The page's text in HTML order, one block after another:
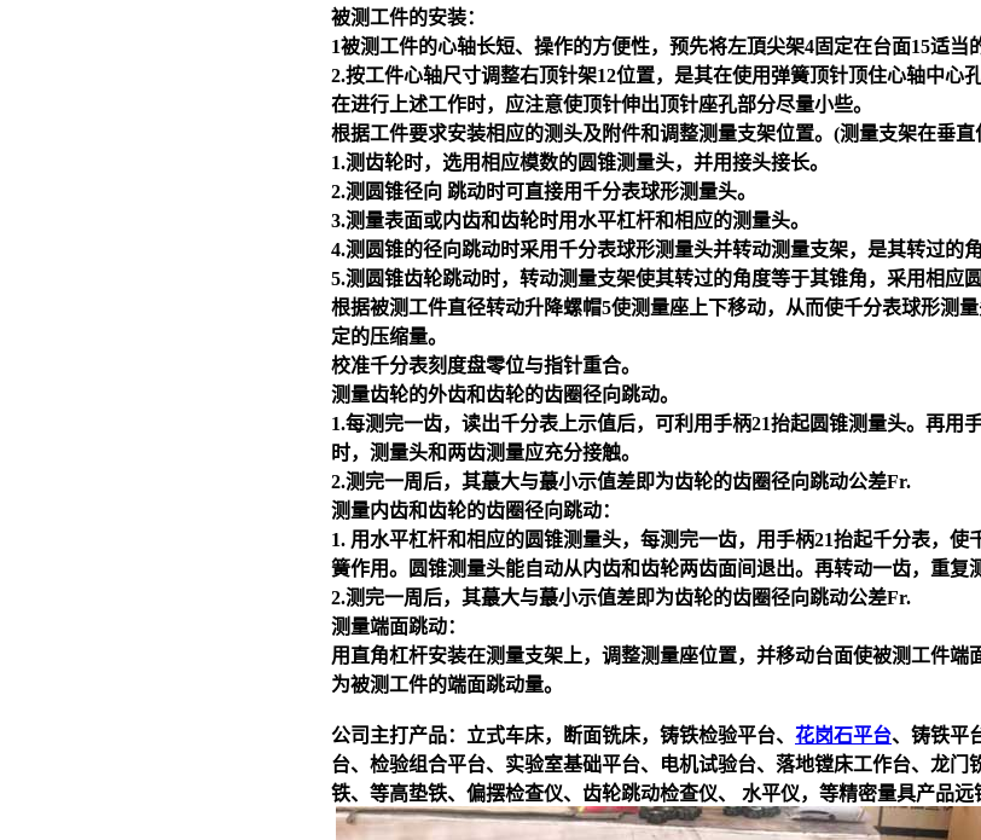
被测工件的安装：
1被测工件的心轴长短、操作的方便性，预先将左頂尖架4固定在台面15适当
2.按工件心轴尺寸调整右顶针架12位置，是其在使用弹簧顶针顶住心轴中心
在进行上述工作时，应注意使顶针伸出顶针座孔部分尽量小些。
根据工件要求安装相应的测头及附件和调整测量支架位置。(测量支架在垂直
1.测齿轮时，选用相应模数的圆锥测量头，并用接头接长。
2.测圆锥径向 跳动时可直接用千分表球形测量头。
3.测量表面或内齿和齿轮时用水平杠杆和相应的测量头。
4.测圆锥的径向跳动时采用千分表球形测量头并转动测量支架，是其转过的
5.测圆锥齿轮跳动时，转动测量支架使其转过的角度等于其锥角，采用相应圆
根据被测工件直径转动升降螺帽5使测量座上下移动，从而使千分表球形测
定的压缩量。
校准千分表刻度盘零位与指针重合。
测量齿轮的外齿和齿轮的齿圈径向跳动。
1.每测完一齿，读出千分表上示值后，可利用手柄21抬起圆锥测量头。再
时，测量头和两齿测量应充分接触。
2.测完一周后，其蕞大与蕞小示值差即为齿轮的齿圈径向跳动公差Fr.
测量内齿和齿轮的齿圈径向跳动：
1. 用水平杠杆和相应的圆锥测量头，每测完一齿，用手柄21抬起千分表，
簧作用。圆锥测量头能自动从内齿和齿轮两齿面间退出。再转动一齿，重复
2.测完一周后，其蕞大与蕞小示值差即为齿轮的齿圈径向跳动公差Fr.
测量端面跳动：
用直角杠杆安装在测量支架上，调整测量座位置，并移动台面使被测工件
为被测工件的端面跳动量。
公司主打产品：立式车床，断面铣床，铸铁检验平台、 花岗石平台、铸铁平
台、检验组合平台、实验室基础平台、电机试验台、落地镗床工作台、龙
铁、等高垫铁、偏摆检查仪、 齿轮跳动检查仪、 水平仪，等精密量具产品远